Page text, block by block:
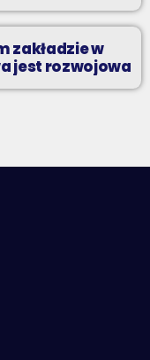
zakładzie w
jest rozwojowa